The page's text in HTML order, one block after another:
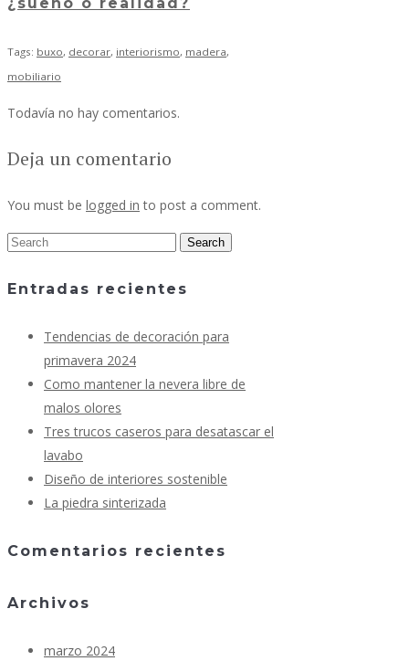
Tags: buxo, decorar, interiorismo, madera,
mobiliario
Todavía no hay comentarios.
Deja un comentario
You must be logged in to post a comment.
Entradas recientes
Tendencias de decoración para
primavera 2024
Como mantener la nevera libre de
malos olores
Tres trucos caseros para desatascar el
lavabo
Diseño de interiores sostenible
La piedra sinterizada
Comentarios recientes
Archivos
marzo 2024